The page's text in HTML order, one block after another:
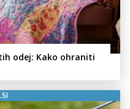
odej: Kako ohraniti